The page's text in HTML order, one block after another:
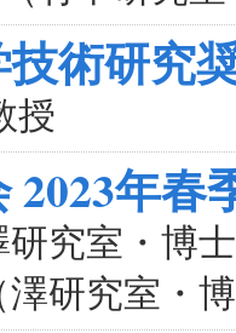
術研究
授
2023年
究室・博
研究室・